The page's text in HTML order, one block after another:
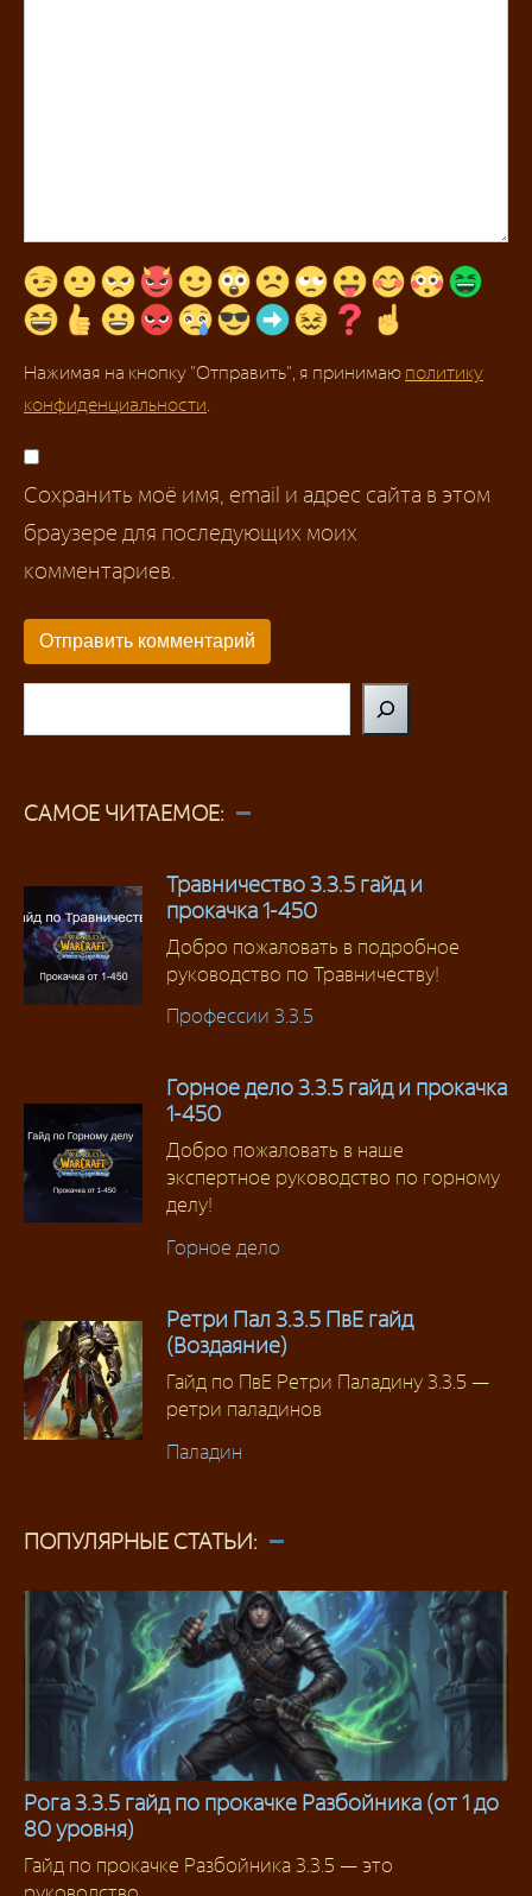
Нажимая на кнопку "Отправить", я принимаю политику
конфиденциальности
Сохранить моё имя, email и адрес сайта в этом
браузере для последующих моих
комментариев.
САМОЕ ЧИТАЕМОЕ:
Травничество 3.3.5 гайд и
прокачка 1-450
Добро пожаловать в подробное
руководство по Травничеству!
Профессии 3.3.5
Горное дело 3.3.5 гайд и прокачка
1-450
Добро пожаловать в наше
экспертное руководство по горному
делу!
Горное дело
Ретри Пал 3.3.5 ПвЕ гайд
(Воздаяние)
Гайд по ПвЕ Ретри Паладину 3.3.5 —
ретри паладинов
Паладин
ПОПУЛЯРНЫЕ СТАТЬИ:
Гайды
Рога 3.3.5 гайд по прокачке Разбойника (от 1 до
80 уровня)
Гайд по прокачке Разбойника 3.3.5 — это